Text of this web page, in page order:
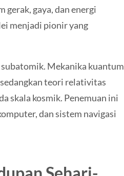
gerak, gaya, dan energi
menjadi pionir yang
Mekanika kuantum
teori relativitas
skala kosmik. Penemuan ini
dan sistem navigasi